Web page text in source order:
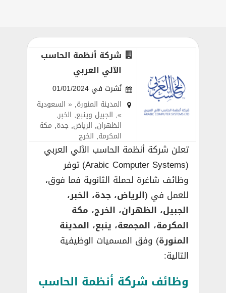
شركة أنظمة الحاسب
الآلي العربي
نُشرت في 01/01/2024
المدينة المنورة, « السعودية
»
, الجبيل وينبع, الخبر,
الظهران, الرياض,جدة, مكة
المكرمة, الخرج
تعلن شركة أنظمة الحاسب الآلي العربي
(Arabic Computer Systems) توفر
وظائف شاغرة لحملة الثانوية فما فوق،
للعمل في (الرياض، جدة، الخبر،
الجبيل، الظهران، الخرج، مكة
المكرمة، المجمعة، ينبع، المدينة
المنورة) وفق المسميات الوظيفية
التالية:
وظائف شركة أنظمة الحاسب